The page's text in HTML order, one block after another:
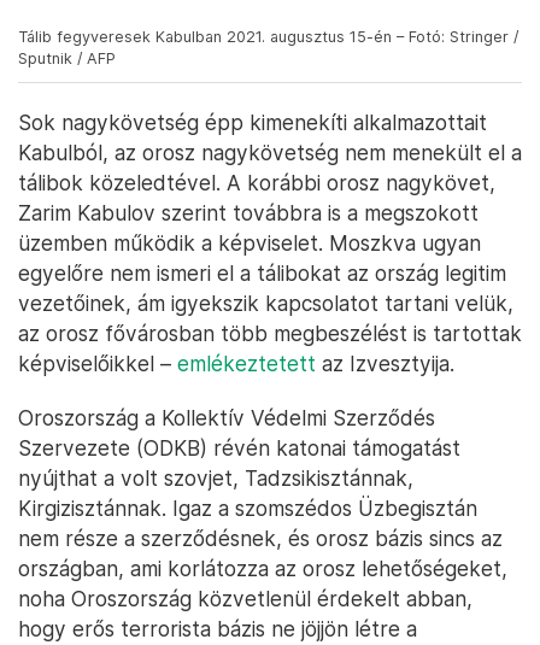
Tálib fegyveresek Kabulban 2021. augusztus 15-én – Fotó: Stringer /
Sputnik / AFP
Sok nagykövetség épp kimenekíti alkalmazottait
Kabulból, az orosz nagykövetség nem menekült el a
tálibok közeledtével. A korábbi orosz nagykövet,
Zarim Kabulov szerint továbbra is a megszokott
üzemben működik a képviselet. Moszkva ugyan
egyelőre nem ismeri el a tálibokat az ország legitim
vezetőinek, ám igyekszik kapcsolatot tartani velük,
az orosz fővárosban több megbeszélést is tartottak
képviselőikkel – emlékeztetett az Izvesztyija.
Oroszország a Kollektív Védelmi Szerződés
Szervezete (ODKB) révén katonai támogatást
nyújthat a volt szovjet, Tadzsikisztánnak,
Kirgizisztánnak. Igaz a szomszédos Üzbegisztán
nem része a szerződésnek, és orosz bázis sincs az
országban, ami korlátozza az orosz lehetőségeket,
noha Oroszország közvetlenül érdekelt abban,
hogy erős terrorista bázis ne jöjjön létre a